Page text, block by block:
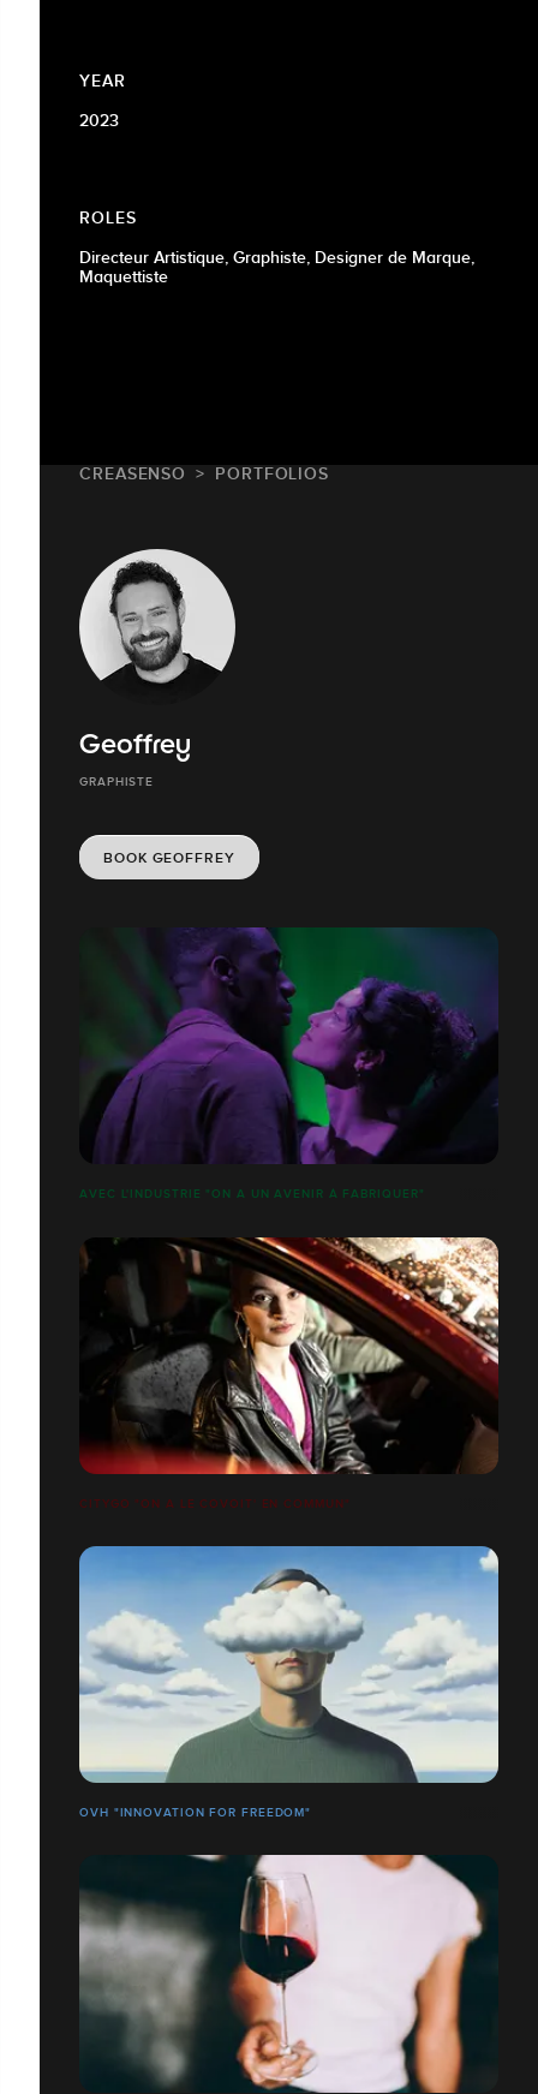
YEAR
2023
ROLES
Directeur Artistique, Graphiste, Designer de Marque,
Maquettiste
CREASENSO PORTFOLIOS
Geoffrey
GRAPHISTE
BOOK GEOFFREY
AVEC L'INDUSTRIE "ON A UN AVENIR À FABRIQUER"
CITYGO "ON A LE COVOIT' EN COMMUN"
OVH "INNOVATION FOR FREEDOM"